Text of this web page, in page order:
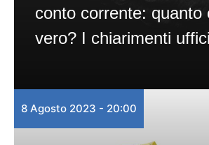
conto corrente: quanto
vero? I chiarimenti
8 Agosto 2023 - 20:00